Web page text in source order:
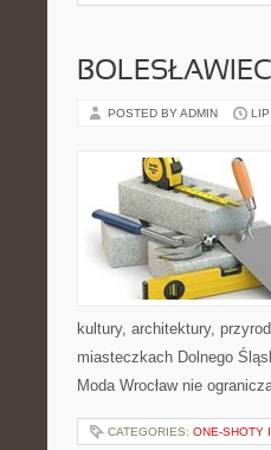
BOLESŁAWIEC
POSTED BY ADMIN
kultury, architektury,
miasteczkach Dolnego
Moda Wrocław nie
CATEGORIES: ONE-SHOTY